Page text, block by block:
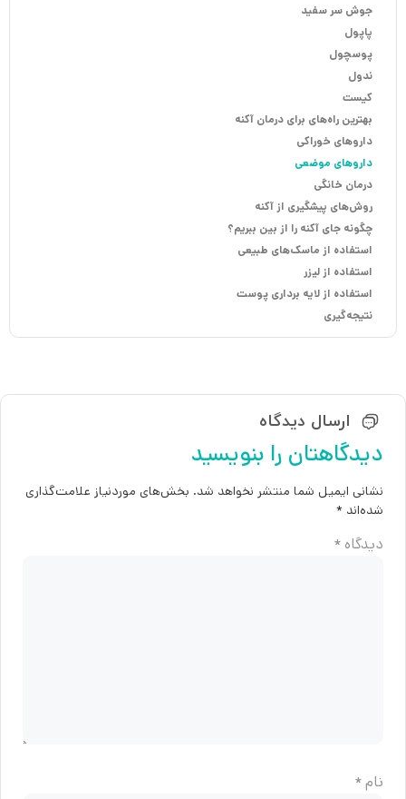
جوش سر سفید
پاپول
پوسچول
ندول
کیست
بهترین راه‌های برای درمان آکنه
داروهای خوراکی
داروهای موضعی
درمان خانگی
روش‌های پیشگیری از آکنه
چگونه جای آکنه را از بین ببریم؟
استفاده از ماسک‌های طبیعی
استفاده از لیزر
استفاده از لایه برداری پوست
نتیجه‌گیری
ارسال دیدگاه
دیدگاهتان را بنویسید
نشانی ایمیل شما منتشر نخواهد شد. بخش‌های موردنیاز علامت‌گذاری
شده‌اند *
دیدگاه *
نام *